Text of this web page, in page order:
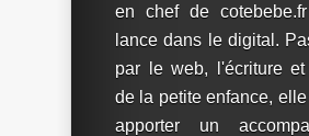
en chef de
lance dans le digital.
par le web, l'écriture et
de la petite enfance,
apporter un